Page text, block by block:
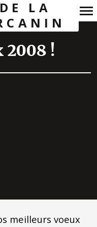
LA
2008 !
meilleurs voeux